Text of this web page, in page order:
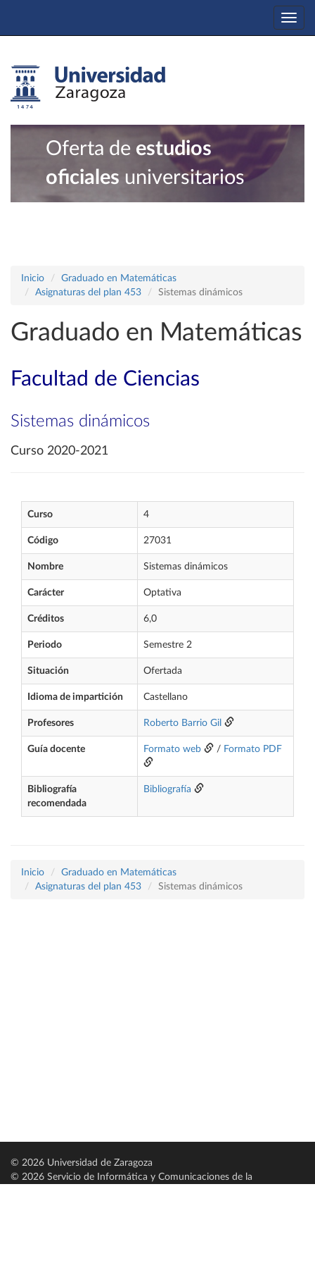
Oferta de estudios
oficiales universitarios
Inicio
Graduado en Matemáticas
Asignaturas del plan 453
Sistemas dinámicos
Graduado en Matemáticas
Facultad de Ciencias
Sistemas dinámicos
Curso 2020-2021
Curso 4
Código 27031
Nombre Sistemas dinámicos
Carácter Optativa
Créditos 6,0
Periodo Semestre 2
Situación Ofertada
Idioma de impartición Castellano
Profesores Roberto Barrio Gil
Guía docente Formato web / Formato PDF
Bibliografía
recomendada
Bibliografía
Inicio
Graduado en Matemáticas
Asignaturas del plan 453
Sistemas dinámicos
© 2026 Universidad de Zaragoza
© 2026 Servicio de Informática y Comunicaciones de la